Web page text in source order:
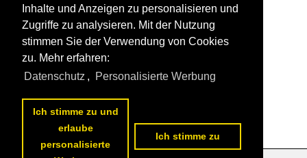
Inhalte und Anzeigen zu personalisieren und
Zugriffe zu analysieren. Mit der Nutzung
stimmen Sie der Verwendung von Cookies
zu. Mehr erfahren:
Datenschutz , Personalisierte Werbung
Ich stimme zu und
erlaube
personalisierte
Ich stimme zu